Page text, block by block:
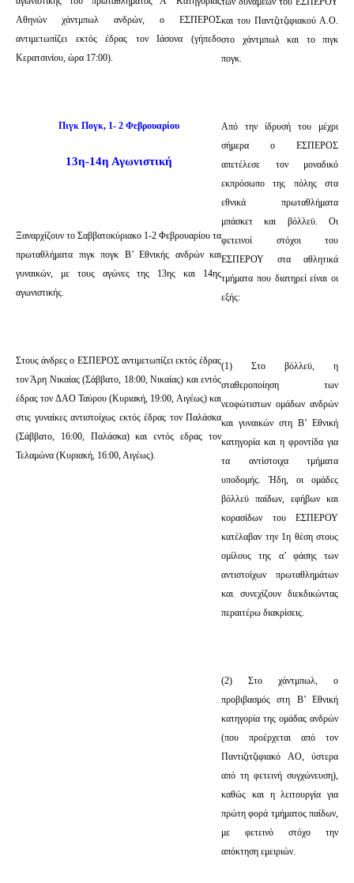
Αθηνών χάντμπωλ ανδρών, ο ΕΣΠΕΡΟΣ
αντιμετωπίζει εκτός έδρας τον Ιάσονα (γήπεδο
Κερατσινίου, ώρα 17:00).
Πιγκ Πογκ, 1- 2 Φεβρουαρίου
13η-14η Αγωνιστική
Ξαναρχίζουν το Σαββατοκύριακο 1-2 Φεβρουαρίου τα
πρωταθλήματα πιγκ πογκ Β’ Εθνικής ανδρών και
γυναικών, με τους αγώνες της 13ης και 14ης
αγωνιστικής.
Στους άνδρες ο ΕΣΠΕΡΟΣ αντιμετωπίζει εκτός έδρας
τον Άρη Νικαίας (Σάββατο, 18:00, Νικαίας) και εντός
έδρας τον ΔΑΟ Ταύρου (Κυριακή, 19:00, Αιγέως) και
στις γυναίκες αντιστοίχως εκτός έδρας τον Παλάσκα
(Σάββατο, 16:00, Παλάσκα) και εντός εδρας τον
Τελαμώνα (Κυριακή, 16:00, Αιγέως).
και του Παντζιτζιφιακού Α.Ο.
στο χάντμπωλ και το πιγκ
πογκ.
Από την ίδρυσή του μέχρι
σήμερα ο ΕΣΠΕΡΟΣ
απετέλεσε τον μοναδικό
εκπρόσωπο της πόλης στα
εθνικά πρωταθλήματα
μπάσκετ και βόλλεϋ. Οι
φετεινοί στόχοι του
ΕΣΠΕΡΟΥ στα αθλητικά
τμήματα που διατηρεί είναι οι
εξής:
(1) Στο βόλλεϋ, η
σταθεροποίηση των
νεοφώτιστων ομάδων ανδρών
και γυναικών στη Β’ Εθνική
κατηγορία και η φροντίδα για
τα αντίστοιχα τμήματα
υποδομής. Ήδη, οι ομάδες
βόλλεϋ παίδων, εφήβων και
κορασίδων του ΕΣΠΕΡΟΥ
κατέλαβαν την 1η θέση στους
ομίλους της α’ φάσης των
αντιστοίχων πρωταθλημάτων
και συνεχίζουν διεκδικώντας
περαιτέρω διακρίσεις.
(2) Στο χάντμπωλ, ο
προβιβασμός στη Β’ Εθνική
κατηγορία της ομάδας ανδρών
(που προέρχεται από τον
Παντιζιτζιφιακό ΑΟ, ύστερα
από τη φετεινή συγχώνευση),
καθώς και η λειτουργία για
πρώτη φορά τμήματος παίδων,
με φετεινό στόχο την
απόκτηση εμειριών.